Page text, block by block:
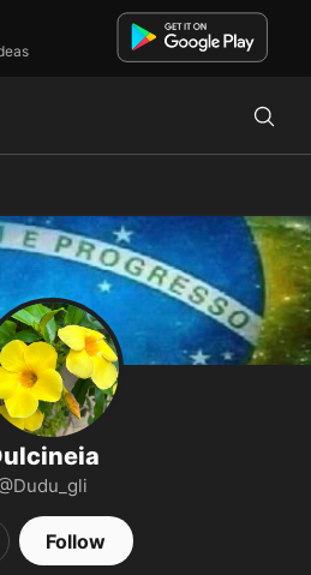
Posts
da vida, do bem, da liberdade. Somos
das consequências. A...
Follow